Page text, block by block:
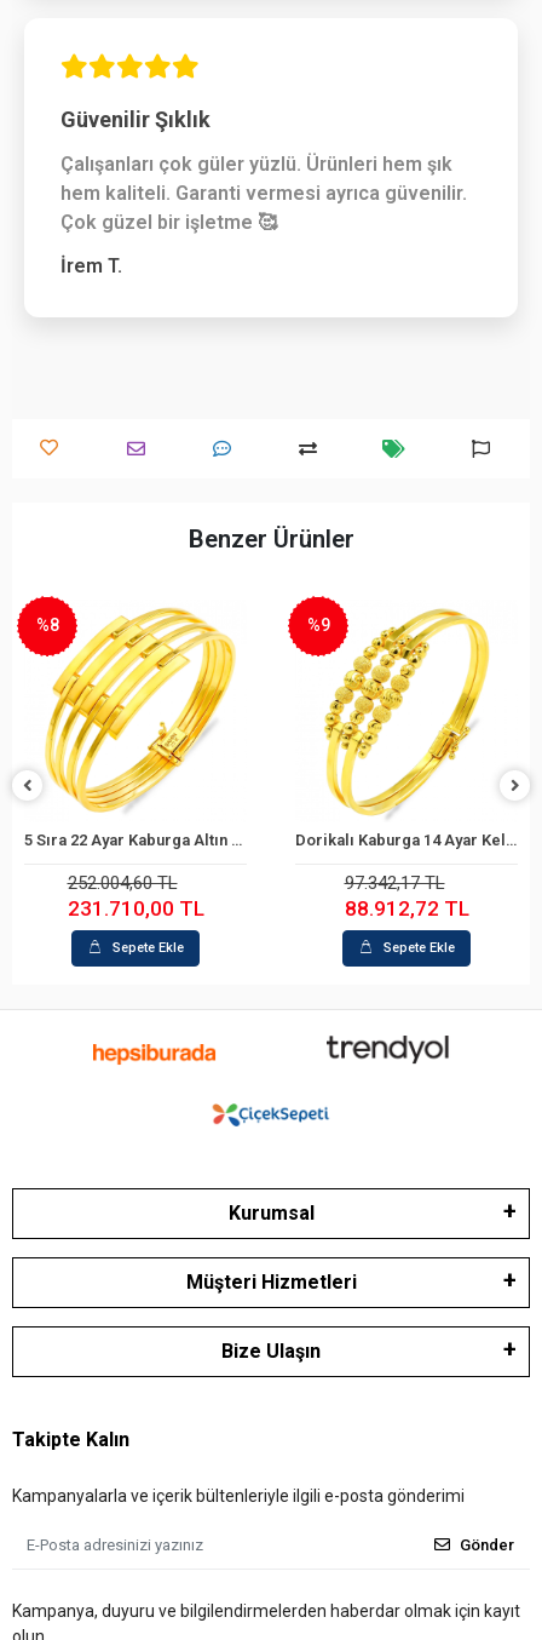
Güvenilir Şıklık
Çalışanları çok güler yüzlü. Ürünleri hem şık
hem kaliteli. Garanti vermesi ayrıca güvenilir.
Çok güzel bir işletme 🥰
İrem T.
Benzer Ürünler
Sepete Ekle
5 Sıra 22 Ayar Kaburga Altın Bilezik
252.004,60 TL
231.710,00 TL
Sepete Ekle
Sepete Ekle
Dorikalı Kaburga 14 Ayar Kelepçe Bilezik
%9
97.342,17 TL
88.912,72 TL
Sepete Ekle
Kurumsal
Müşteri Hizmetleri
Bize Ulaşın
Takipte Kalın
Kampanyalarla ve içerik bültenleriyle ilgili e-posta gönderimi
Gönder
Kampanya, duyuru ve bilgilendirmelerden haberdar olmak için kayıt